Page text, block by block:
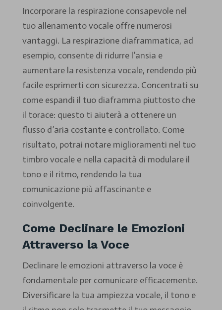
Incorporare la respirazione consapevole nel
tuo allenamento vocale offre numerosi
vantaggi. La respirazione diaframmatica, ad
esempio, consente di ridurre l’ansia e
aumentare la resistenza vocale, rendendo più
facile esprimerti con sicurezza. Concentrati su
come espandi il tuo diaframma piuttosto che
il torace: questo ti aiuterà a ottenere un
flusso d’aria costante e controllato. Come
risultato, potrai notare miglioramenti nel tuo
timbro vocale e nella capacità di modulare il
tono e il ritmo, rendendo la tua
comunicazione più affascinante e
coinvolgente.
Come Declinare le Emozioni
Attraverso la Voce
Declinare le emozioni attraverso la voce è
fondamentale per comunicare efficacemente.
Diversificare la tua ampiezza vocale, il tono e